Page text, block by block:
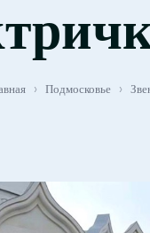
› Подмосковье ›